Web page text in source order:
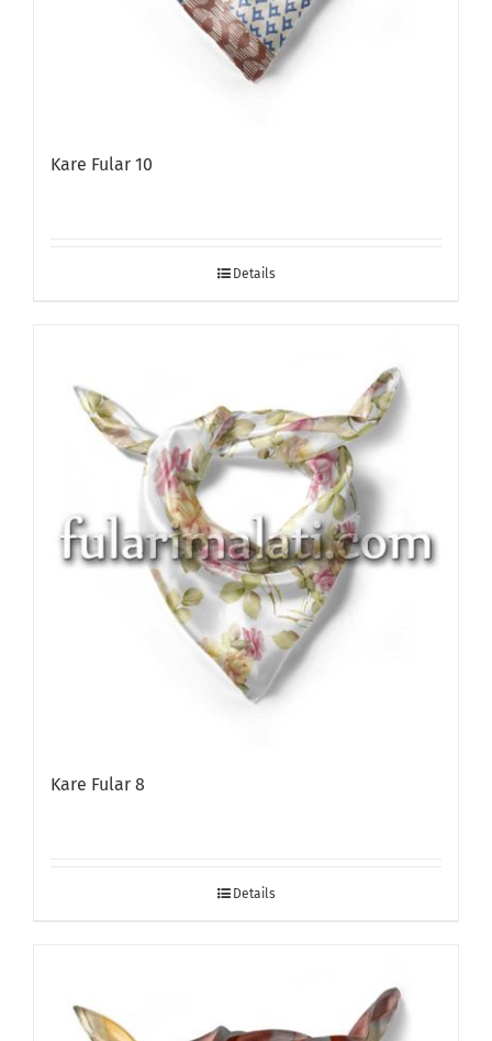
Kare Fular 10
Details
Kare Fular 8
Details